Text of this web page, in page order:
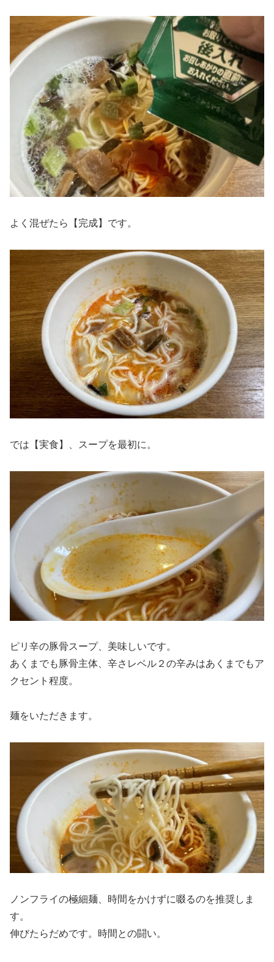
よく混ぜたら【完成】です。
では【実食】、スープを最初に。
ピリ辛の豚骨スープ、美味しいです。
あくまでも豚骨主体、辛さレベル２の辛みはあくまでもア
クセント程度。
麺をいただきます。
ノンフライの極細麺、時間をかけずに啜るのを推奨しま
す。
伸びたらだめです。時間との闘い。